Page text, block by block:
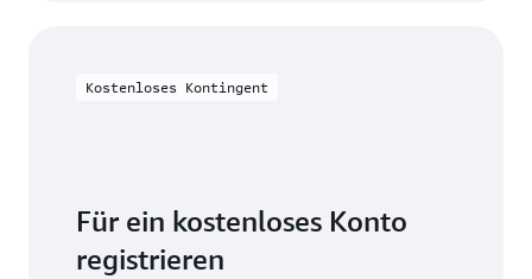
Kostenloses Kontingent
Für ein kostenloses Konto
registrieren